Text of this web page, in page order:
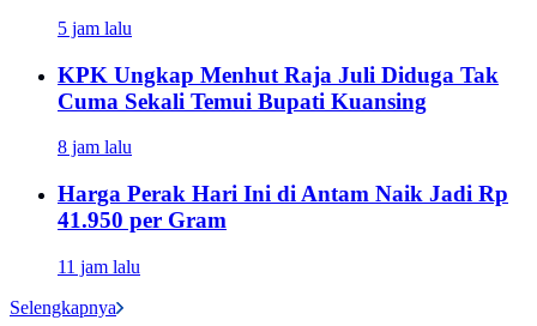
5 jam lalu
KPK Ungkap Menhut Raja Juli Diduga Tak
Cuma Sekali Temui Bupati Kuansing
8 jam lalu
Harga Perak Hari Ini di Antam Naik Jadi Rp
41.950 per Gram
11 jam lalu
Selengkapnya